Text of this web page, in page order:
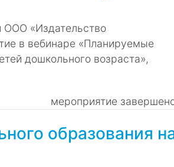
ООО «Издательство
в вебинаре «Планируемые
дошкольного возраста»,
мероприятие
образования